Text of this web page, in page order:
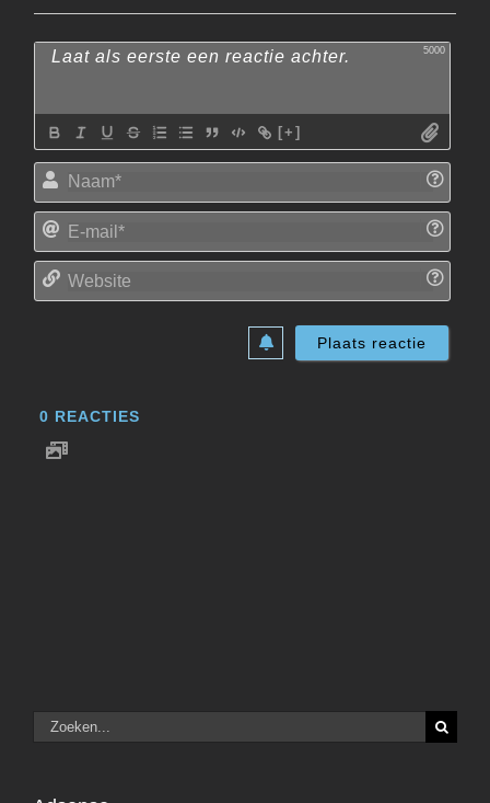
5000
[+]
E-
0 REACTIES
Zoeken
naar: